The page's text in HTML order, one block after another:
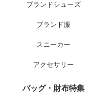
ブランドシューズ
ブランド服
スニーカー
アクセサリー
バッグ・財布特集